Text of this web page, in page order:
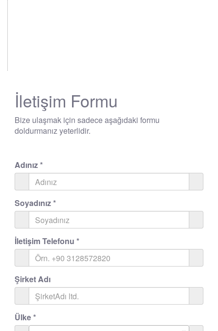
İletişim Formu
Bize ulaşmak için sadece aşağıdaki formu
doldurmanız yeterlidir.
Adınız*
Soyadınız*
İletişim Telefonu *
Şirket Adı
Ülke*